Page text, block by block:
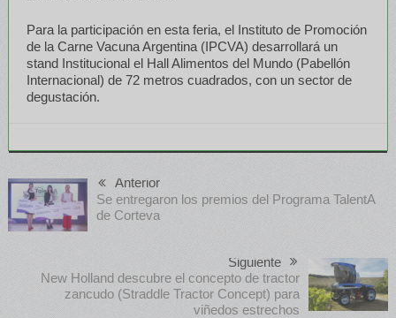
Para la participación en esta feria, el Instituto de Promoción
de la Carne Vacuna Argentina (IPCVA) desarrollará un
stand Institucional el Hall Alimentos del Mundo (Pabellón
Internacional) de 72 metros cuadrados, con un sector de
degustación.
Anterior
Se entregaron los premios del Programa TalentA
de Corteva
Siguiente
New Holland descubre el concepto de tractor
zancudo (Straddle Tractor Concept) para
viñedos estrechos